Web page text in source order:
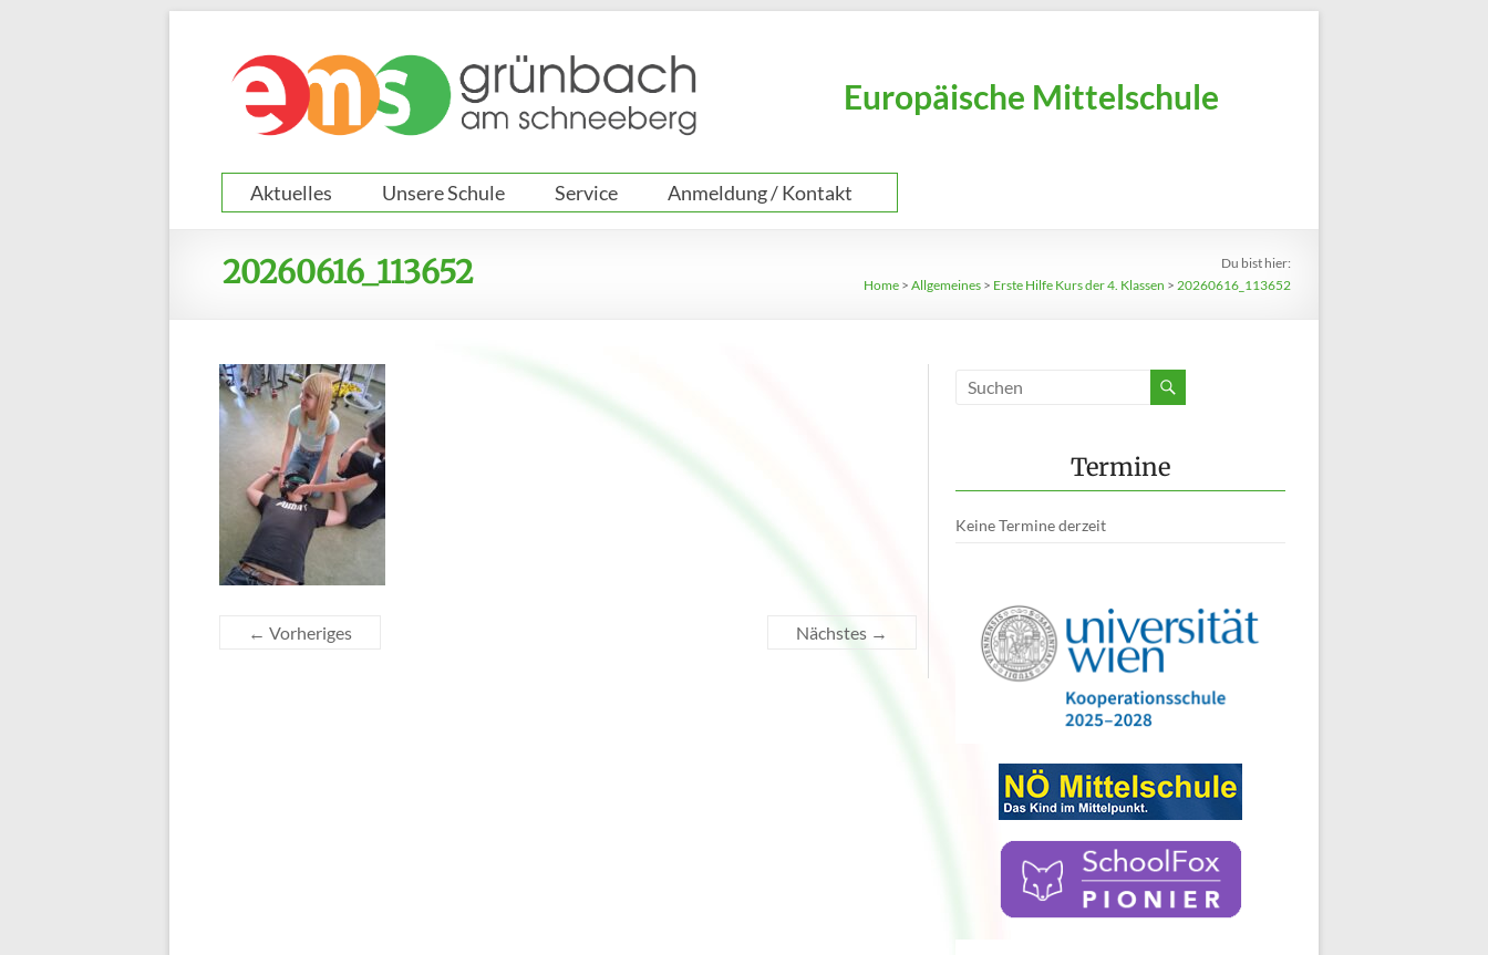
Europäische Mittelschule
Aktuelles Unsere Schule Service Anmeldung / Kontakt
20260616_113652
Du bist hier:
Home> Allgemeines> Erste Hilfe Kurs der 4. Klassen > 20260616_113652
← Vorheriges Nächstes →
Termine
Keine Termine derzeit